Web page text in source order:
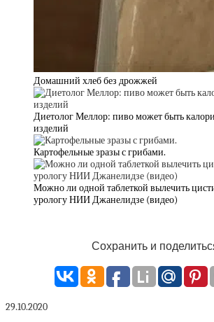
Домашний хлеб без дрожжей
Диетолог Меллор: пиво может быть
изделий
Картофельные зразы с грибами.
Можно ли одной таблеткой вылечить
урологу НИИ Джанелидзе (видео)
Сохранить и
29.10.2020